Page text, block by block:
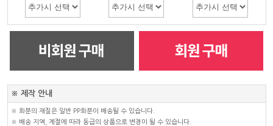
※ 제작 안내
※ 화분의 재질은 일반 PP화분이 배송될 수 있습니다.
※ 배송 지역, 계절에 따라 동급의 상품으로 변경이 될 수 있습니다.